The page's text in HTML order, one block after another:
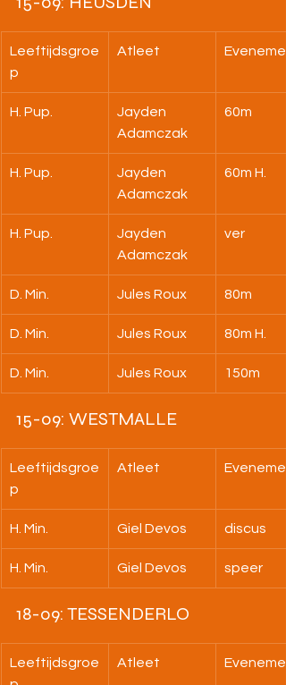
Leeftijdsgroe
p
Atleet
H. Pup.
Jayden
Adamczak
60m
H. Pup.
Jayden
Adamczak
60m H.
H. Pup.
Jayden
Adamczak
ver
D. Min. Jules Roux 80m
D. Min. Jules Roux 80m H.
D. Min. Jules Roux 150m
15-09: WESTMALLE
Leeftijdsgroe
p
Atleet
H. Min. Giel Devos discus
H. Min. Giel Devos speer
18-09: TESSENDERLO
Leeftijdsgroe
Atleet